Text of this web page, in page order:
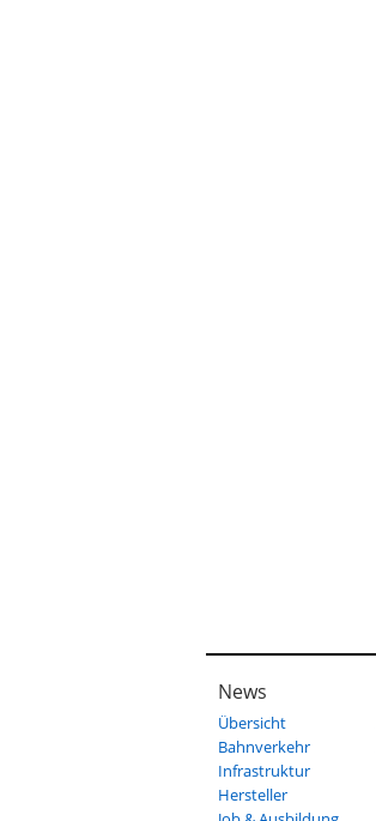
News
Übersicht
Bahnverkehr
Infrastruktur
Hersteller